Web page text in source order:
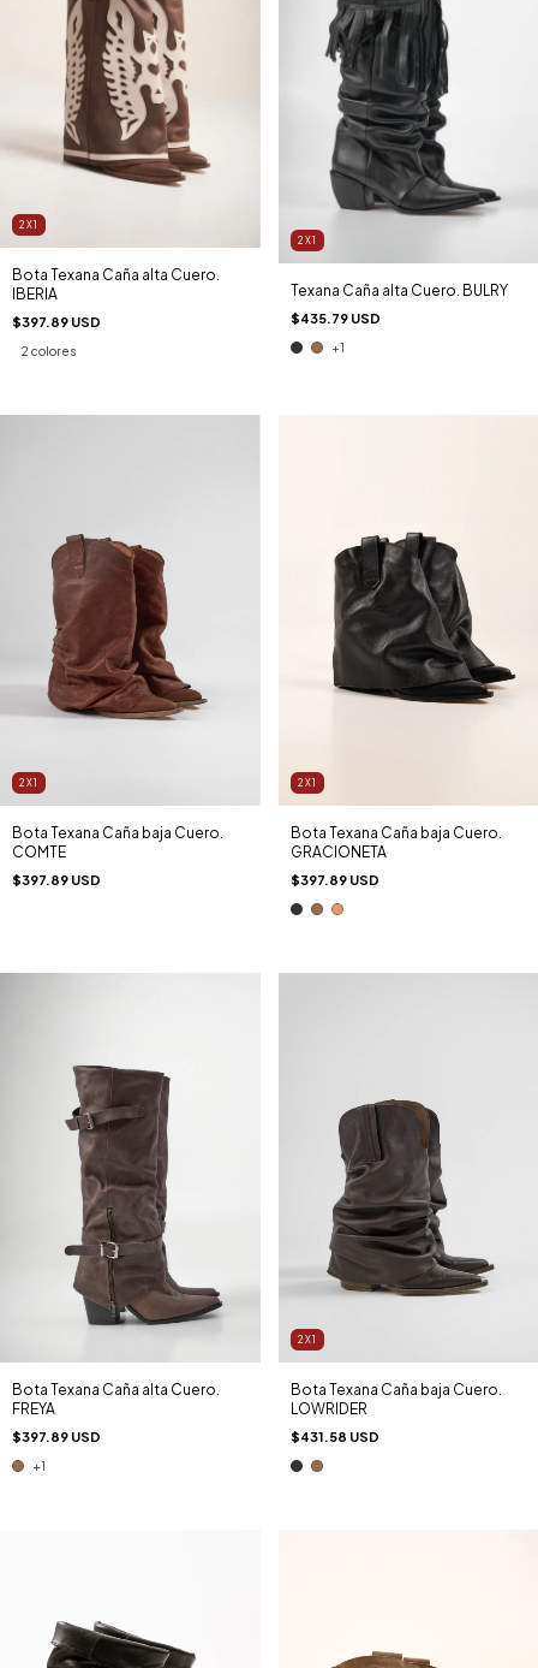
2X1
Bota Texana Caña alta Cuero.
IBERIA
$397.89 USD
2 colores
2X1
Texana Caña alta Cuero. BULRY
$435.79 USD
+1
2X1
Bota Texana Caña baja Cuero.
COMTE
$397.89 USD
2X1
Bota Texana Caña baja Cuero.
GRACIONETA
$397.89 USD
Bota Texana Caña alta Cuero.
FREYA
$397.89 USD
+1
2X1
Bota Texana Caña baja Cuero.
LOWRIDER
$431.58 USD